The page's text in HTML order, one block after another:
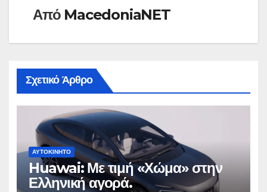
Από MacedoniaNET
Σχετικό Άρθρο
ΑΥΤΟΚΊΝΗΤΟ
Huawai: Με τιμή «Χώμα» στην
Ελληνική αγορά.